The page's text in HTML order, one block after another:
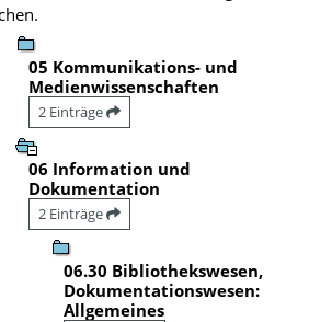
05 Kommunikations- und
Medienwissenschaften
2 Einträge
06 Information und
Dokumentation
2 Einträge
06.30 Bibliothekswesen,
Dokumentationswesen:
Allgemeines